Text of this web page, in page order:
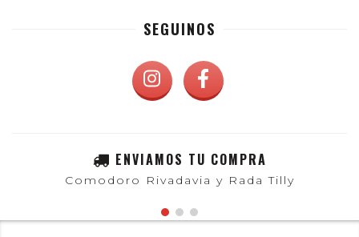
SEGUINOS
ENVIAMOS TU COMPRA
Comodoro Rivadavia y Rada Tilly